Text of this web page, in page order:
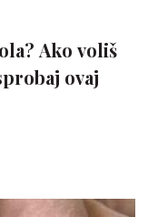
Ako voliš
ovaj